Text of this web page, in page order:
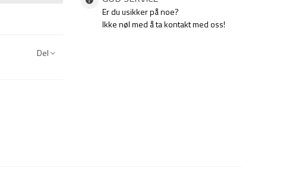
Del
Er du usikker på noe?
Ikke nøl med å ta kontakt med oss!